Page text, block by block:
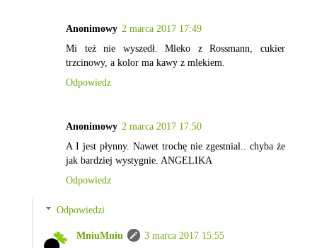
Anonimowy 2 marca 2017 17:49
Mi też nie wyszedł. Mleko z Rossmann, cukier
trzcinowy, a kolor ma kawy z mlekiem.
Odpowiedz
Anonimowy 2 marca 2017 17:50
A I jest płynny. Nawet trochę nie zgestnial.. chyba że
jak bardziej wystygnie. ANGELIKA
Odpowiedz
Odpowiedzi
MniuMniu
3 marca 2017 15:55